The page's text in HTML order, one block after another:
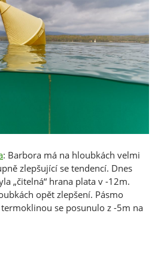
: Barbora má na hloubkách velmi
zlepšující se tendencí. Dnes
„čitelná“ hrana plata v -12m.
opět zlepšení. Pásmo
se posunulo z -5m na